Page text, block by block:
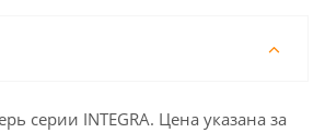
серии INTEGRA. Цена указана за